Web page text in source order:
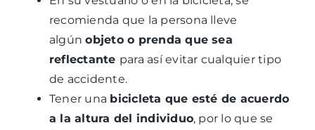
recomienda que la persona lleve
algúnobjeto o prenda que sea
reflectante para así evitar cualquier tipo
de accidente.
Tener una bicicleta que esté de acuerdo
a la altura del individuo, por lo que se